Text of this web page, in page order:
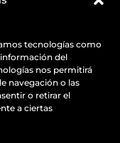
tecnologías como
información del
nos permitirá
navegación o las
o retirar el
a ciertas